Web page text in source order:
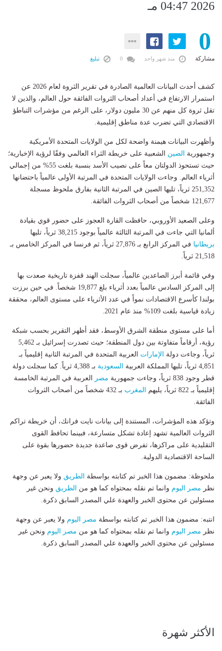
2026 04:47 مـ
0
مشاركة منذ شهر واحد تبليغ
كشف أحدث البيانات العالمية الصادرة في تقرير الثروة لعام 2026 عن
استمرار الارتفاع في أعداد أصحاب الثروات الفائقة حول العالم، والذين لا
تقل ثروة كل منهم عن 30 مليون دولار، على الرغم من مؤشرات التباطؤ
الاقتصادي التي تضرب عدة مناطق إقليمية.
وأظهرت البيانات هيمنة واضحة لكل من الولايات المتحدة الأمريكية
وجمهورية الصين الشعبية على خريطة الثراء العالمي وفقًا لرؤية الإخبارية؛
حيث تستحوذ الدولتان معاً على نصيب الأسد بنسبة بلغت 55% من إجمالي
أثرياء العالم. وجاءت الولايات المتحدة في المرتبة الأولى عالمياً باحتضانها
251,352 ثرياً، تليها الصين في المرتبة الثانية بفارق ملحوظ مسجلة
121,677 شخصاً من أصحاب الثروات الفائقة.
وعلى الصعيد الأوروبي، حافظت القارة العجوز على حضور قوي بقيادة
ألمانيا التي جاءت في المرتبة الثالثة عالمياً بوجود 38,215 ثرياً، تليها
بريطانيا
في المركز الرابع بـ 27,876 ثرياً، ثم فرنسا في المركز الخامس بـ
21,518 ثرياً.
وفي قائمة أبرز الصاعدين عالمياً، سجلت الهند قفزة تاريخية صعدت بها
إلى المركز السادس عالمياً بعدد أثرياء بلغ 19,877 شخصاً. في حين برزت
بولندا كأسرع الاقتصادات نمواً في عدد الأثرياء على مستوى العالم، محققة
زيادة قياسية بلغت 109% منذ عام 2021.
أما على مستوى منطقة الشرق الأوسط، فقد أظهر التقرير بحسب شبكة
رؤية، أرقاماً متفاوتة بين دول المنطقة؛ حيث تصدرت إسرائيل بـ 5,462
ثرياً، وجاءت دولة الإمارات العربية المتحدة في المرتبة الثانية إقليمياً بـ
4,851 ثرياً، تليها المملكة العربية
السعودية
بـ 4,388 ثرياً. كما سجلت دولة
قطر وجود 838 ثرياً، وجاءت جمهورية
مصر العربية في المرتبة الخامسة
إقليمياً بـ 822 ثرياً، يليهم
المغرب
بـ 432 شخصاً من أصحاب الثروات
الفائقة.
وتؤكد هذه المؤشرات، المستندة إلى بيانات نايت فرانك، أن خريطة تراكم
الثروات العالمية تشهد إعادة تشكل متسارعة، فبينما تحافظ القوى
التقليدية على مراكزها، تفرض قوى صاعدة جديدة حضورها بقوة على
الساحة الاقتصادية الدولية.
ملحوظة: مضمون هذا الخبر تم كتابته بواسطة الطريق ولا يعبر عن وجهة
نظر مصر اليوم وانما تم نقله بمحتواه كما هو من الطريق ونحن غير
مسئولين عن محتوى الخبر والعهدة علي المصدر السابق ذكرة.
انتبه: مضمون هذا الخبر تم كتابته بواسطة مصر اليوم ولا يعبر عن وجهة
نظر مصر اليوم وانما تم نقله بمحتواه كما هو من مصر اليوم ونحن غير
مسئولين عن محتوى الخبر والعهدة علي المصدر السابق ذكرة.
الأكثر شهرة